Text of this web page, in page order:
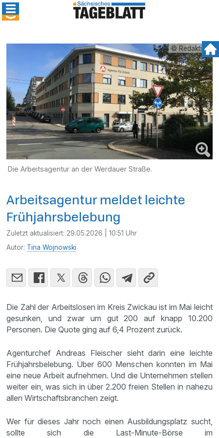
© Redaktion
Die Arbeitsagentur an der Werdauer Straße.
Arbeitsagentur meldet leichte
Frühjahrsbelebung
Zuletzt aktualisiert: 29.05.2026 | 10:51 Uhr
Autor: Tina Wojnowski
Die Zahl der Arbeitslosen im Kreis Zwickau ist im Mai leicht
gesunken, und zwar um gut 200 auf knapp 10.200
Personen. Die Quote ging auf 6,4 Prozent zurück.
Agenturchef Andreas Fleischer sieht darin eine leichte
Frühjahrsbelebung. Über 600 Menschen konnten im Mai
eine neue Arbeit aufnehmen. Und die Unternehmen stellen
weiter ein, was sich in über 2.200 freien Stellen in nahezu
allen Wirtschaftsbranchen zeigt.
Wer für dieses Jahr noch einen Ausbildungsplatz sucht,
sollte sich die Last-Minute-Börse im